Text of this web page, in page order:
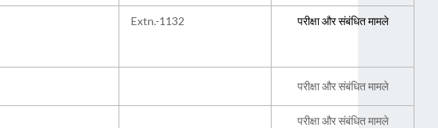
Extn.-1132 परीक्षा और संबंधित मामले
परीक्षा और संबंधित मामले
परीक्षा और संबंधित मामले